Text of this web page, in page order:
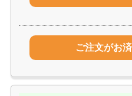
ご注文がお